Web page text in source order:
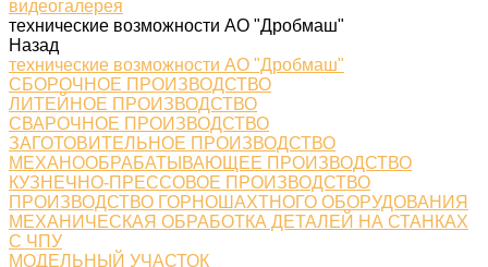
видеогалерея
технические возможности АО "Дробмаш"
Назад
технические возможности АО "Дробмаш"
СБОРОЧНОЕ ПРОИЗВОДСТВО
ЛИТЕЙНОЕ ПРОИЗВОДСТВО
СВАРОЧНОЕ ПРОИЗВОДСТВО
ЗАГОТОВИТЕЛЬНОЕ ПРОИЗВОДСТВО
МЕХАНООБРАБАТЫВАЮЩЕЕ ПРОИЗВОДСТВО
КУЗНЕЧНО-ПРЕССОВОЕ ПРОИЗВОДСТВО
ПРОИЗВОДСТВО ГОРНОШАХТНОГО ОБОРУДОВАНИЯ
МЕХАНИЧЕСКАЯ ОБРАБОТКА ДЕТАЛЕЙ НА СТАНКАХ
С ЧПУ
МОДЕЛЬНЫЙ УЧАСТОК